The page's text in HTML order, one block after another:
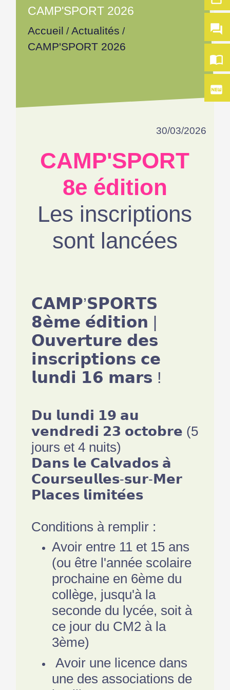
CAMP'SPORT 2026
Accueil / Actualités /
CAMP'SPORT 2026
30/03/2026
CAMP'SPORT
8e édition
Les inscriptions
sont lancées
𝗖𝗔𝗠𝗣’𝗦𝗣𝗢𝗥𝗧𝗦
𝟴𝗲̀𝗺𝗲 𝗲́𝗱𝗶𝘁𝗶𝗼𝗻 |
𝗢𝘂𝘃𝗲𝗿𝘁𝘂𝗿𝗲 𝗱𝗲𝘀
𝗶𝗻𝘀𝗰𝗿𝗶𝗽𝘁𝗶𝗼𝗻𝘀 𝗰𝗲
𝗹𝘂𝗻𝗱𝗶 𝟭𝟲 𝗺𝗮𝗿𝘀 !
𝗗𝘂 𝗹𝘂𝗻𝗱𝗶 𝟭𝟵 𝗮𝘂
𝘃𝗲𝗻𝗱𝗿𝗲𝗱𝗶 𝟮𝟯 𝗼𝗰𝘁𝗼𝗯𝗿𝗲 (5
jours et 4 nuits)
𝗗𝗮𝗻𝘀 𝗹𝗲 𝗖𝗮𝗹𝘃𝗮𝗱𝗼𝘀 𝗮̀
𝗖𝗼𝘂𝗿𝘀𝗲𝘂𝗹𝗹𝗲𝘀-𝘀𝘂𝗿-𝗠𝗲𝗿
𝗣𝗹𝗮𝗰𝗲𝘀 𝗹𝗶𝗺𝗶𝘁𝗲́𝗲𝘀
Conditions à remplir :
Avoir entre 11 et 15 ans
(ou être l'année scolaire
prochaine en 6ème du
collège, jusqu'à la
seconde du lycée, soit à
ce jour du CM2 à la
3ème)
Avoir une licence dans
une des associations de
question_answer
import_contacts
fiber_new